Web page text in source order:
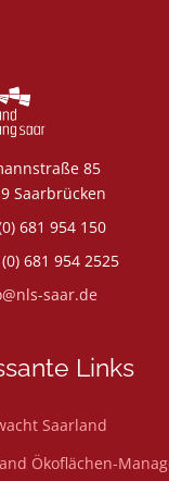
85
Saarbrücken
681 954 150
681 954 2525
saar.de
Links
Saarland
Ökoflächen-